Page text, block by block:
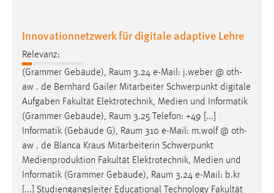
Innovationnetzwerk für digitale adaptive Lehre
Relevanz:
(Grammer Gebäude), Raum 3.24 e-Mail: j.weber @ oth-
aw . de Bernhard Gailer Mitarbeiter Schwerpunkt digitale
Aufgaben Fakultät Elektrotechnik, Medien und Informatik
(Grammer Gebäude), Raum 3.25 Telefon: +49 [...]
Informatik (Gebäude G), Raum 310 e-Mail: m.wolf @ oth-
aw . de Blanca Kraus Mitarbeiterin Schwerpunkt
Medienproduktion Fakultät Elektrotechnik, Medien und
Informatik (Grammer Gebäude), Raum 3.24 e-Mail: b.kr
[...] Studiengangsleiter Educational Technology Fakultät
Sprachpräferenz
site-language-preference
Zweck:
Das Cookie speichert die gewählte Sprache der Website.
Cookie Laufzeit:
30 Tage